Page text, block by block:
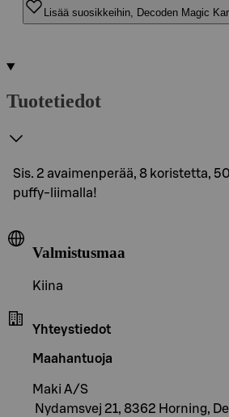
Lisää suosikkeihin, Decoden Magic
Tuotetiedot
Sis. 2 avaimenperää, 8 koristetta,
puffy-liimalla!
Valmistusmaa
Kiina
Yhteystiedot
Maahantuoja
Maki A/S
Nydamsvej 21, 8362 Horning,